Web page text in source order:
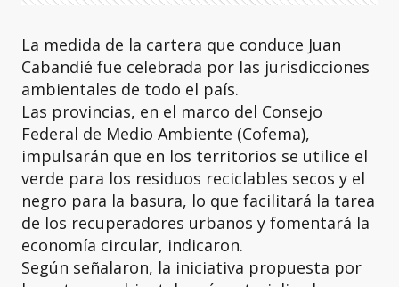
La medida de la cartera que conduce Juan
Cabandié fue celebrada por las jurisdicciones
ambientales de todo el país.
Las provincias, en el marco del Consejo
Federal de Medio Ambiente (Cofema),
impulsarán que en los territorios se utilice el
verde para los residuos reciclables secos y el
negro para la basura, lo que facilitará la tarea
de los recuperadores urbanos y fomentará la
economía circular, indicaron.
Según señalaron, la iniciativa propuesta por